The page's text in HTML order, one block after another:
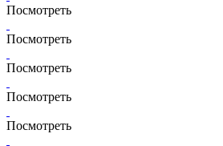
Посмотреть
Посмотреть
Посмотреть
Посмотреть
Посмотреть